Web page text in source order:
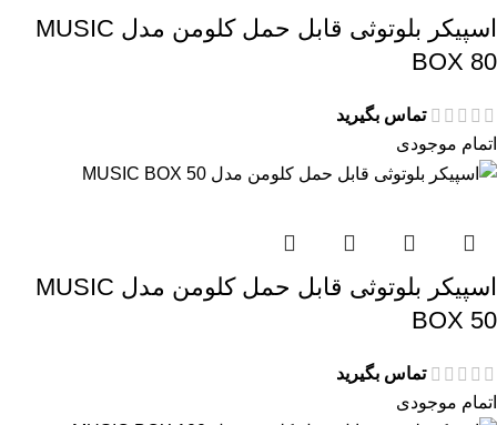
اسپیکر بلوتوثی قابل حمل کلومن مدل MUSIC
BOX 80
تماس بگیرید
اتمام موجودی
اسپیکر بلوتوثی قابل حمل کلومن مدل MUSIC
BOX 50
تماس بگیرید
اتمام موجودی